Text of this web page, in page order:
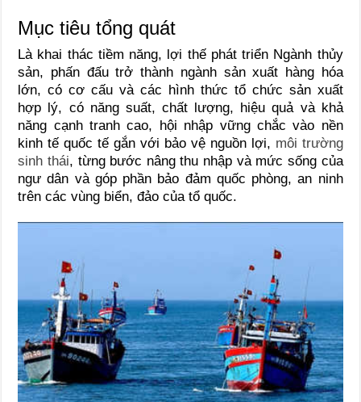
Mục tiêu tổng quát
Là khai thác tiềm năng, lợi thế phát triển Ngành thủy
sản, phấn đấu trở thành ngành sản xuất hàng hóa
lớn, có cơ cấu và các hình thức tổ chức sản xuất
hợp lý, có năng suất, chất lượng, hiệu quả và khả
năng cạnh tranh cao, hội nhập vững chắc vào nền
kinh tế quốc tế gắn với bảo vệ nguồn lợi, môi trường
sinh thái, từng bước nâng thu nhập và mức sống của
ngư dân và góp phần bảo đảm quốc phòng, an ninh
trên các vùng biển, đảo của tổ quốc.